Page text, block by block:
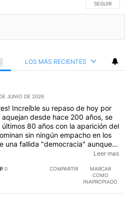
SIGA ESTA
SEGUIR
LOS MÁS RECIENTES
JUNIO DE 2026
Increíble su repaso de hoy por
aquejan desde hace 200 años, se
80 años con la aparición del
sin ningún empacho en los
una fallida "democracia" aunque
22 años donde se enquistaron
y lo pobre y lo analfabeto y lo
Leer mas
0 COMPARTIR
MARCAR
COMO
INAPROPIADO